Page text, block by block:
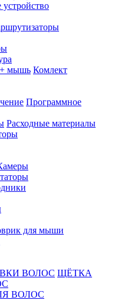
Комлект
Программное
Расходные материалы
для мыши
ЩЁТКА